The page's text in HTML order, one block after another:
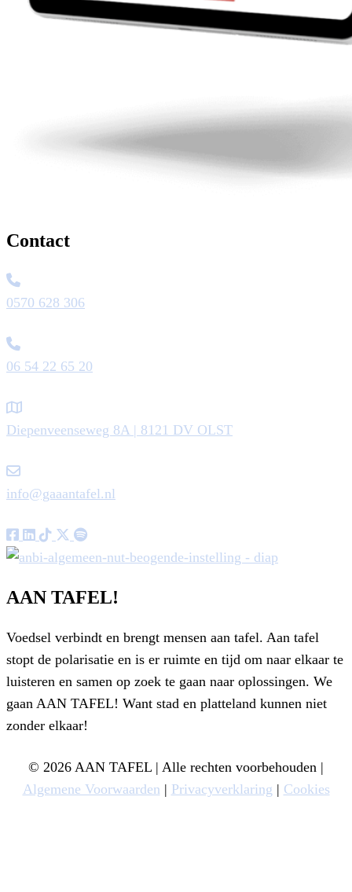
Contact
0570 628 306
06 54 22 65 20
Diepenveenseweg 8A | 8121 DV OLST
info@gaaantafel.nl
AAN TAFEL!
Voedsel verbindt en brengt mensen aan tafel. Aan tafel
stopt de polarisatie en is er ruimte en tijd om naar elkaar te
luisteren en samen op zoek te gaan naar oplossingen. We
gaan AAN TAFEL! Want stad en platteland kunnen niet
zonder elkaar!
© 2026 AAN TAFEL | Alle rechten voorbehouden |
Algemene Voorwaarden | Privacyverklaring | Cookies